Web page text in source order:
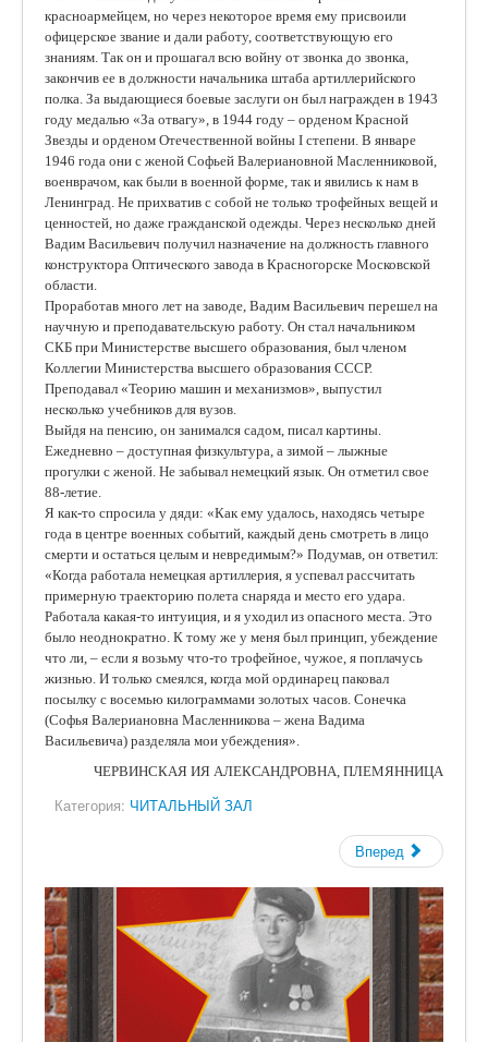
красноармейцем, но через некоторое время ему присвоили
офицерское звание и дали работу, соответствующую его
знаниям. Так он и прошагал всю войну от звонка до звонка,
закончив ее в должности начальника штаба артиллерийского
полка. За выдающиеся боевые заслуги он был награжден в 1943
году медалью «За отвагу», в 1944 году – орденом Красной
Звезды и орденом Отечественной войны I степени. В январе
1946 года они с женой Софьей Валериановной Масленниковой,
военврачом, как были в военной форме, так и явились к нам в
Ленинград. Не прихватив с собой не только трофейных вещей и
ценностей, но даже гражданской одежды. Через несколько дней
Вадим Васильевич получил назначение на должность главного
конструктора Оптического завода в Красногорске Московской
области.
Проработав много лет на заводе, Вадим Васильевич перешел на
научную и преподавательскую работу. Он стал начальником
СКБ при Министерстве высшего образования, был членом
Коллегии Министерства высшего образования СССР.
Преподавал «Теорию машин и механизмов», выпустил
несколько учебников для вузов.
Выйдя на пенсию, он занимался садом, писал картины.
Ежедневно – доступная физкультура, а зимой – лыжные
прогулки с женой. Не забывал немецкий язык. Он отметил свое
88-летие.
Я как-то спросила у дяди: «Как ему удалось, находясь четыре
года в центре военных событий, каждый день смотреть в лицо
смерти и остаться целым и невредимым?» Подумав, он ответил:
«Когда работала немецкая артиллерия, я успевал рассчитать
примерную траекторию полета снаряда и место его удара.
Работала какая-то интуиция, и я уходил из опасного места. Это
было неоднократно. К тому же у меня был принцип, убеждение
что ли, – если я возьму что-то трофейное, чужое, я поплачусь
жизнью. И только смеялся, когда мой ординарец паковал
посылку с восемью килограммами золотых часов. Сонечка
(Софья Валериановна Масленникова – жена Вадима
Васильевича) разделяла мои убеждения».
ЧЕРВИНСКАЯ ИЯ АЛЕКСАНДРОВНА, ПЛЕМЯННИЦА
Категория: ЧИТАЛЬНЫЙ ЗАЛ
Вперед